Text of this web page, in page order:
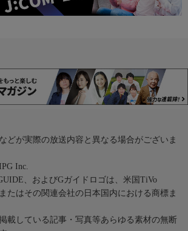
どが実際の放送内容と異なる場合がございま
Inc.
、およびGガイドロゴは、米国TiVo
たはその関連会社の日本国内における商標ま
載している記事・写真等あらゆる素材の無断